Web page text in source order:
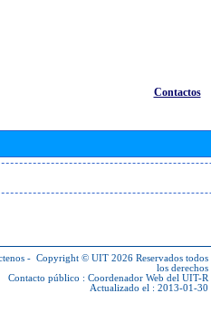
Contactos
- Copyright © UIT 2026 Reservados todos
los derechos
Contacto público : Coordenador Web del UIT-R
Actualizado el : 2013-01-30